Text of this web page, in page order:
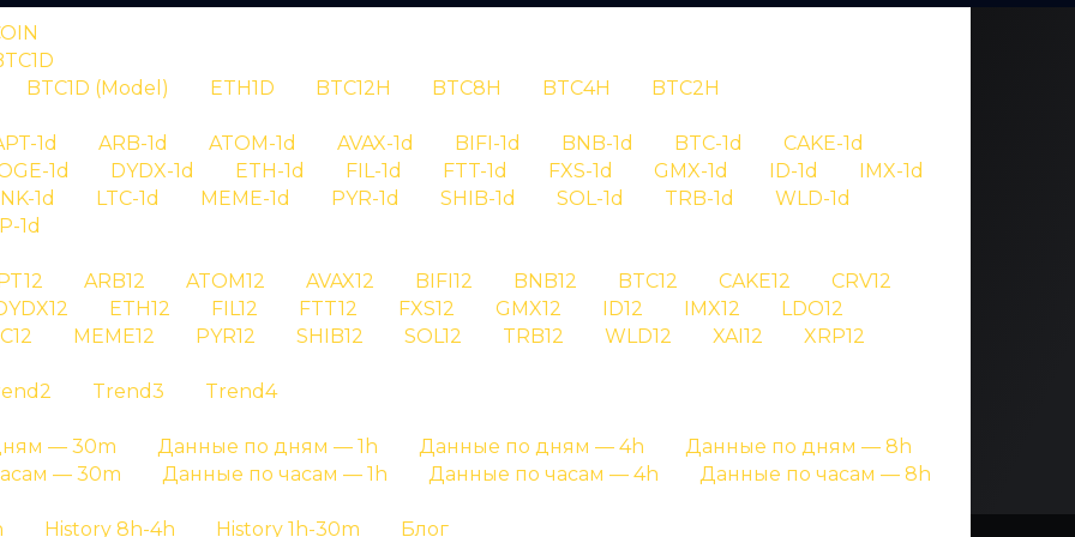
BTC1D (Model)
ETH1D BTC12H BTC8H BTC4H
BTC2H
1d ARB-1d ATOM-1d AVAX-1d BIFI-1d BNB-1d BTC-1d
CAKE-1d
1d DYDX-1d ETH-1d FIL-1d FTT-1d FXS-1d GMX-1d ID-1d
IMX-1d
1d LTC-1d MEME-1d PYR-1d SHIB-1d SOL-1d TRB-1d
WLD-1d
1d
ARB12 ATOM12 AVAX12 BIFI12 BNB12 BTC12 CAKE12
CRV12
ETH12 FIL12 FTT12 FXS12 GMX12 ID12 IMX12
LDO12
MEME12 PYR12 SHIB12 SOL12 TRB12 WLD12 XAI12
XRP12
Trend3
Trend4
— 30m
Данные по дням — 1h Данные по дням — 4h
Данные по дням — 8h
— 30m
Данные по часам — 1h Данные по часам — 4h
Данные по часам — 8h
History 8h-4h History 1h-30m Блог
aave12 id 326
сигнала aave12 id 326 - детальная информация о сигнале криптовалют